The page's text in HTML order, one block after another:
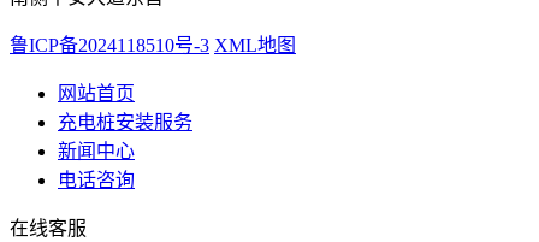
鲁ICP备2024118510号-3 XML地图
网站首页
充电桩安装服务
新闻中心
电话咨询
在线客服